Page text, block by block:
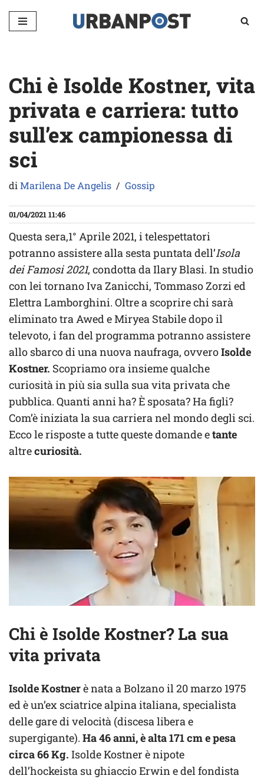
Vai
Chi è Isolde Kostner, vita
privata e carriera: tutto
sull’ex campionessa di
sci
diMarilena De Angelis Gossip
01/04/2021 11:46
Questa sera,1° Aprile 2021, i telespettatori
potranno assistere alla sesta puntata dell’Isola
dei Famosi 2021, condotta da Ilary Blasi. In studio
con lei tornano Iva Zanicchi, Tommaso Zorzi ed
Elettra Lamborghini. Oltre a scoprire chi sarà
eliminato tra Awed e Miryea Stabile dopo il
televoto, i fan del programma potranno assistere
allo sbarco di una nuova naufraga, ovveroIsolde
Kostner. Scopriamo ora insieme qualche
curiosità in più sia sulla sua vita privata che
pubblica. Quanti anni ha? È sposata? Ha figli?
Com’è iniziata la sua carriera nel mondo degli sci.
Ecco le risposte a tutte queste domande etante
altrecuriosità.
Chi è Isolde Kostner? La sua
vita privata
Isolde Kostnerè nata a Bolzano il 20 marzo 1975
ed è un’ex sciatrice alpina italiana, specialista
delle gare di velocità (discesa libera e
supergigante). Ha 46 anni, è alta 171 cm e pesa
circa 66 Kg. Isolde Kostner è nipote
dell’hockeista su ghiaccio Erwin e del fondista